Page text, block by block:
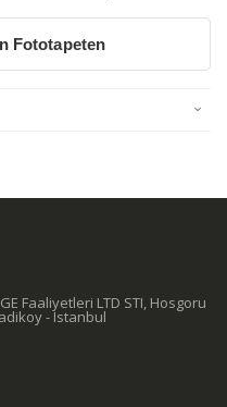
Fototapeten
Faaliyetleri LTD STI, Hosgoru
- Istanbul